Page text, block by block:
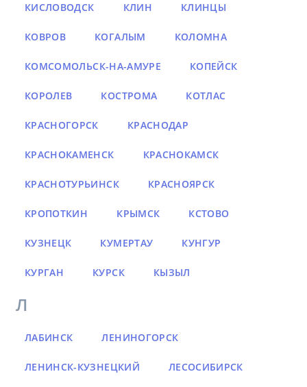
КИСЛОВОДСК КЛИН КЛИНЦЫ
КОВРОВ КОГАЛЫМ КОЛОМНА
КОМСОМОЛЬСК-НА-АМУРЕ КОПЕЙСК
КОРОЛЕВ КОСТРОМА КОТЛАС
КРАСНОГОРСК КРАСНОДАР
КРАСНОКАМЕНСК КРАСНОКАМСК
КРАСНОТУРЬИНСК КРАСНОЯРСК
КРОПОТКИН КРЫМСК КСТОВО
КУЗНЕЦК КУМЕРТАУ КУНГУР
КУРГАН КУРСК КЫЗЫЛ
Л
ЛАБИНСК ЛЕНИНОГОРСК
ЛЕНИНСК-КУЗНЕЦКИЙ ЛЕСОСИБИРСК